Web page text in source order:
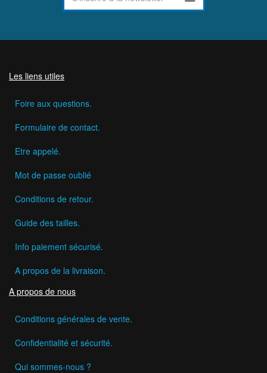
Les liens utiles
Foire aux questions.
Formulaire de contact.
Etre appelé.
Mot de passe oublié
Conditions de retour.
Guide des tailles.
Info paiement sécurisé.
A propos de la livraison.
A propos de nous
Conditions générales de vente.
Confidentialité et sécurité.
Qui sommes-nous ?